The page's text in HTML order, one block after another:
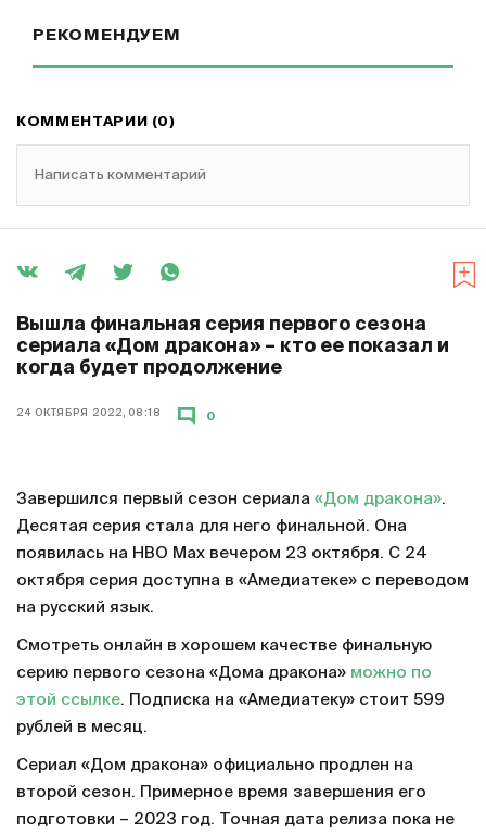
РЕКОМЕНДУЕМ
КОММЕНТАРИИ (0)
Написать комментарий
Вышла финальная серия первого сезона
сериала «Дом дракона» – кто ее показал и
когда будет продолжение
24 ОКТЯБРЯ 2022, 08:18 0
Завершился первый сезон сериала «Дом дракона».
Десятая серия стала для него финальной. Она
появилась на HBO Max вечером 23 октября. С 24
октября серия доступна в «Амедиатеке» с переводом
на русский язык.
Смотреть онлайн в хорошем качестве финальную
серию первого сезона «Дома дракона» можно по
этой ссылке. Подписка на «Амедиатеку» стоит 599
рублей в месяц.
Сериал «Дом дракона» официально продлен на
второй сезон. Примерное время завершения его
подготовки – 2023 год. Точная дата релиза пока не